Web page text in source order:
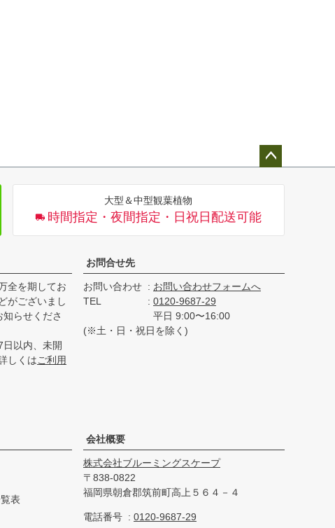
へ
大型＆中型観葉植物
時間指定・夜間指定・日祝日配送可能
全を期してお
がございまし
らせくださ
以内、未開
しくはご利用
お問合せ先
お問い合わせ
お問い合わせフォームへ
TEL
0120-9687-29
平日 9:00〜16:00
(※土・日・祝日を除く)
表
会社概要
株式会社ブルーミングスケープ
838-0822
福岡県朝倉郡筑前町高上５６４－４
電話番号
0120-9687-29